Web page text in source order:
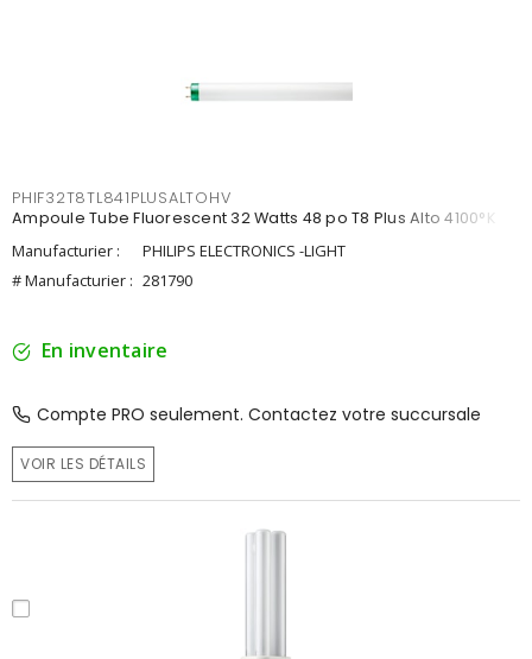
PHIF32T8TL841PLUSALTOHV
Ampoule Tube Fluorescent 32 Watts 48 po T8 Plus Alto 4100°K
Manufacturier :
PHILIPS ELECTRONICS -LIGHT
# Manufacturier : 281790
En inventaire
Compte PRO seulement. Contactez votre succursale
VOIR LES DÉTAILS